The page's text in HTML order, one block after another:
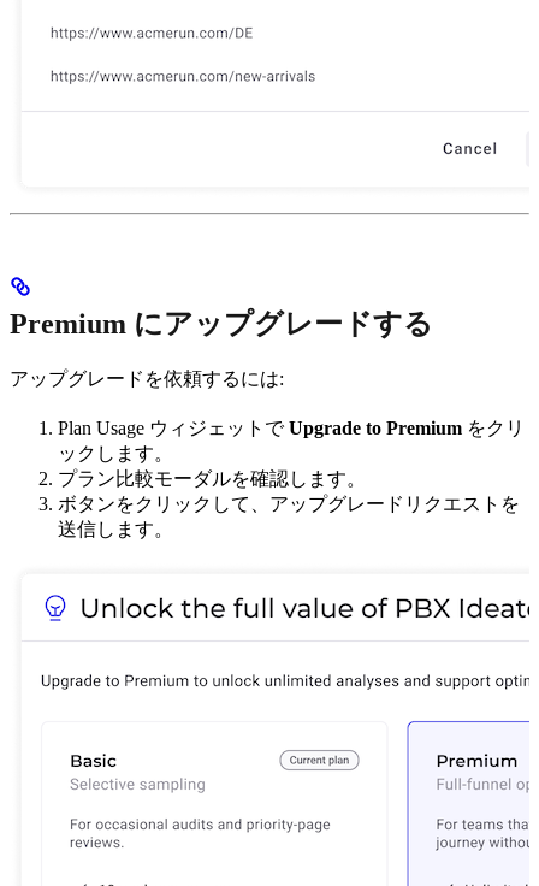
Premium にアップグレードする
アップグレードを依頼するには:
Plan Usage ウィジェットでUpgrade to Premium をクリ
ックします。
プラン比較モーダルを確認します。
ボタンをクリックして、アップグレードリクエストを
送信します。